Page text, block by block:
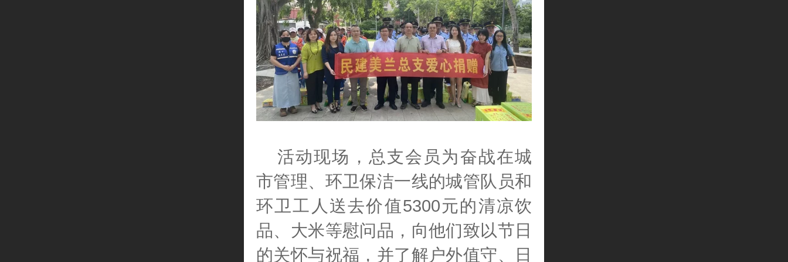
活动现场，总支会员为奋战在城
市管理、环卫保洁一线的城管队员和
环卫工人送去价值5300元的清凉饮
品、大米等慰问品，向他们致以节日
的关怀与祝福，并了解户外值守、日